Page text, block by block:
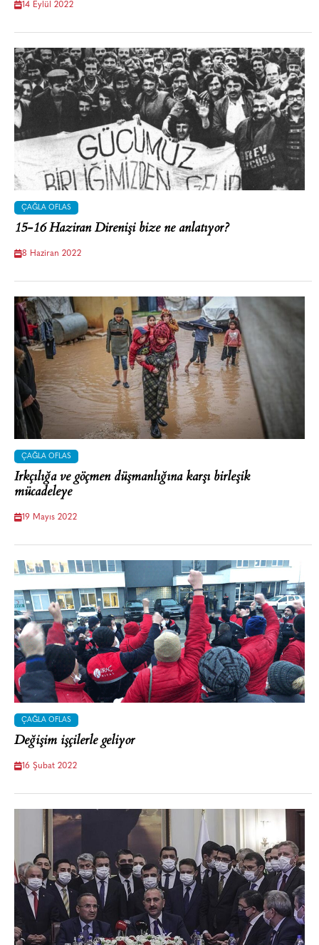
14 Eylül 2022
ÇAĞLA OFLAS
15-16 Haziran Direnişi bize ne anlatıyor?
8 Haziran 2022
ÇAĞLA OFLAS
Irkçılığa ve göçmen düşmanlığına karşı birleşik
mücadeleye
19 Mayıs 2022
ÇAĞLA OFLAS
Değişim işçilerle geliyor
16 Şubat 2022